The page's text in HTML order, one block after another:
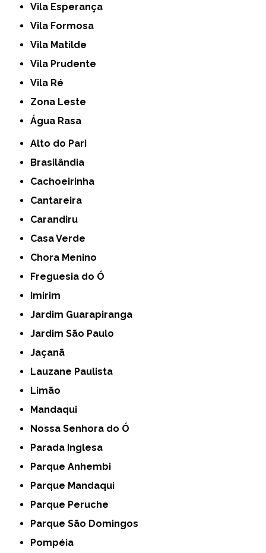
Vila Esperança
Vila Formosa
Vila Matilde
Vila Prudente
Vila Ré
Zona Leste
Água Rasa
Alto do Pari
Brasilândia
Cachoeirinha
Cantareira
Carandiru
Casa Verde
Chora Menino
Freguesia do Ó
Imirim
Jardim Guarapiranga
Jardim São Paulo
Jaçanã
Lauzane Paulista
Limão
Mandaqui
Nossa Senhora do Ó
Parada Inglesa
Parque Anhembi
Parque Mandaqui
Parque Peruche
Parque São Domingos
Pompéia